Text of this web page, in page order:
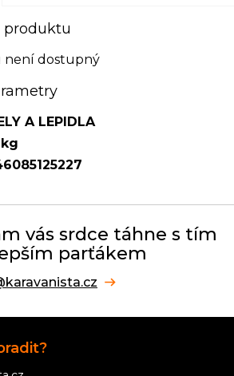
produktu
není dostupný
A LEPIDLA
vás srdce táhne s tím
parťákem